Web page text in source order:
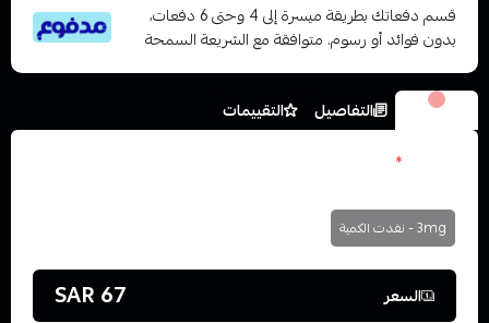
قسم دفعاتك بطريقة ميسرة إلى 4 وحتى 6 دفعات،
بدون فوائد أو رسوم. متوافقة مع الشريعة السمحة
الخيارات التفاصيل
التقييمات
*
3mg - نفدت الكمية
السعر 67 SAR